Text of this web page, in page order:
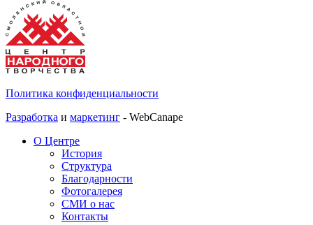
Политика конфиденциальности
Разработка и маркетинг - WebCanape
О Центре
История
Структура
Благодарности
Фотогалерея
СМИ о нас
Контакты